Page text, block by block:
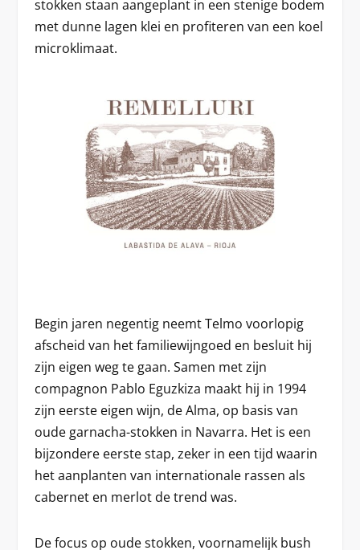
stokken staan aangeplant in een stenige bodem
met dunne lagen klei en profiteren van een koel
microklimaat.
Begin jaren negentig neemt Telmo voorlopig
afscheid van het familiewijngoed en besluit hij
zijn eigen weg te gaan. Samen met zijn
compagnon Pablo Eguzkiza maakt hij in 1994
zijn eerste eigen wijn, de Alma, op basis van
oude garnacha-stokken in Navarra. Het is een
bijzondere eerste stap, zeker in een tijd waarin
het aanplanten van internationale rassen als
cabernet en merlot de trend was.
De focus op oude stokken, voornamelijk bush